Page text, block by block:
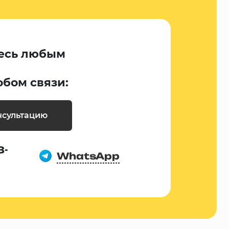
любым
связи:
WhatsApp